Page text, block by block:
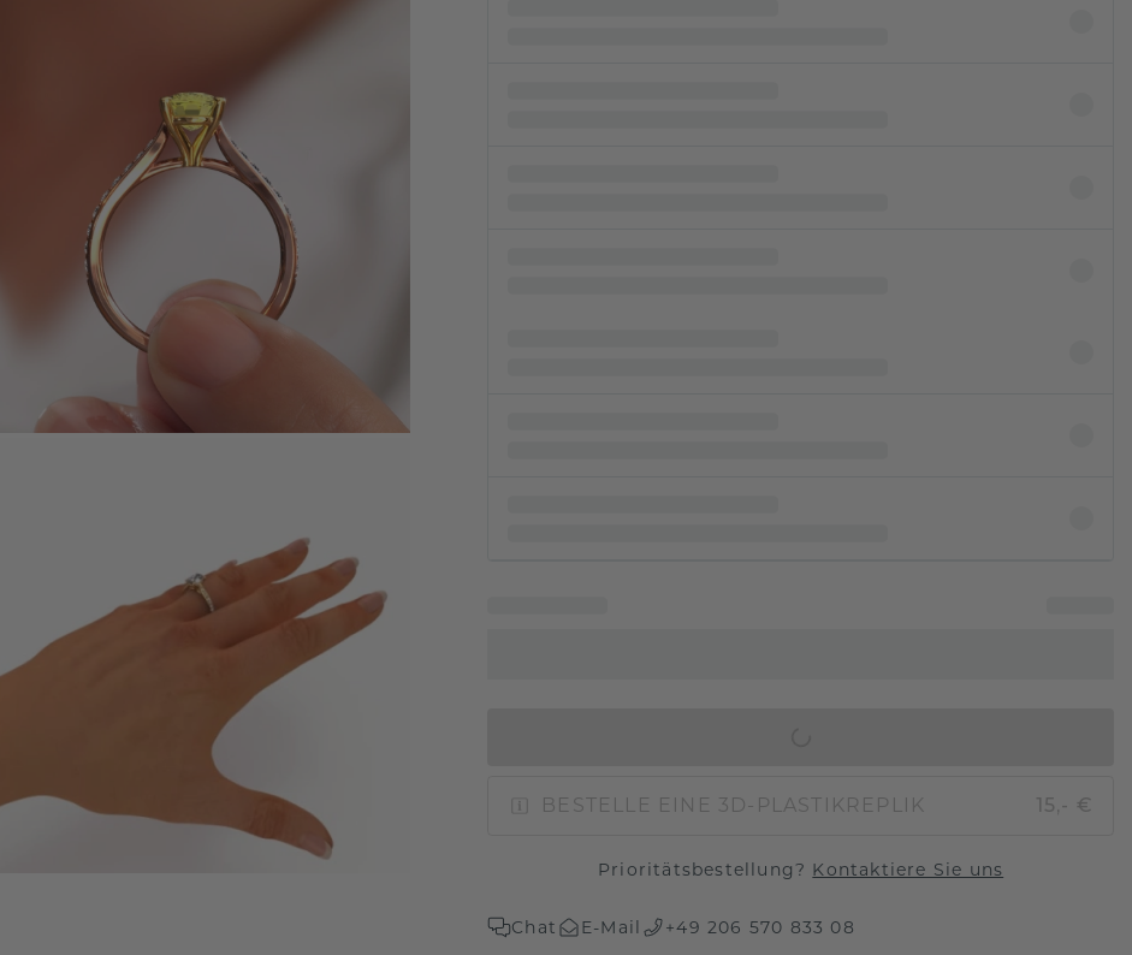
BESTELLE EINE 3D-PLASTIKREPLIK 15,- €
Prioritätsbestellung? Kontaktiere Sie uns
Chat E-Mail +49 206 570 833 08